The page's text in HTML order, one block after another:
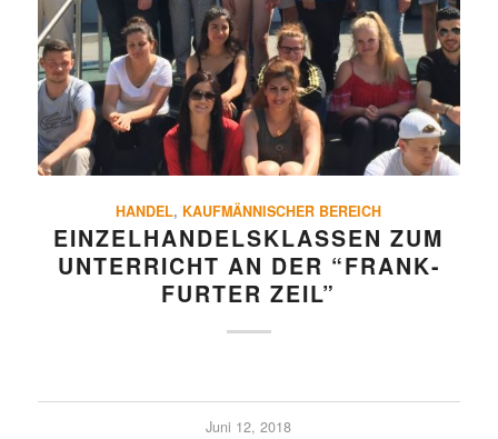
HANDEL, KAUFMÄNNISCHER BEREICH
EINZEL­HAN­DELS­KLASSEN ZUM
UNTER­RICHT AN DER “FRANK­
FURTER ZEIL”
Juni 12, 2018